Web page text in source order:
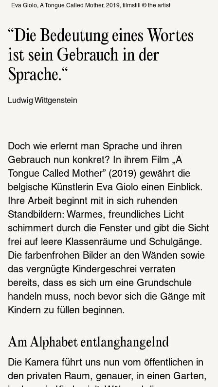
Eva Giolo, A Tongue Called Mother, 2019, filmstill © the artist
Die Bedeutung eines Wortes
ist sein Gebrauch in der
Sprache.
Ludwig Witt­gen­stein
Doch wie erlernt man Sprache und ihren
Gebrauch nun konkret? In ihrem Film „A
Tongue Called Mother” (2019) gewährt die
belgische Künstlerin Eva Giolo einen Einblick.
Ihre Arbeit beginnt mit in sich ruhenden
Standbildern: Warmes, freundliches Licht
schimmert durch die Fenster und gibt die Sicht
frei auf leere Klassenräume und Schulgänge.
Die farbenfrohen Bilder an den Wänden sowie
das vergnügte Kindergeschrei verraten
bereits, dass es sich um eine Grundschule
handeln muss, noch bevor sich die Gänge mit
Kindern zu füllen beginnen.
Am Alphabet entlanghangelnd
Die Kamera führt uns nun vom öffentlichen in
den privaten Raum, genauer, in einen Garten,